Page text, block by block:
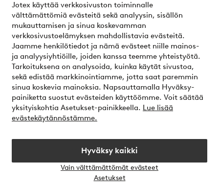
Jotex käyttää verkkosivuston toiminnalle
välttämättömiä evästeitä sekä analyysin, sisällön
mukauttamisen ja sinua koskevamman
verkkosivustoelämyksen mahdollistavia evästeitä.
Jaamme henkilötiedot ja nämä evästeet niille mainos-
ja analyysiyhtiöille, joiden kanssa teemme yhteistyötä.
Tarkoituksena on analysoida, kuinka käytät sivustoa,
sekä edistää markkinointiamme, jotta saat paremmin
sinua koskevia mainoksia. Napsauttamalla Hyväksy-
painiketta suostut evästeiden käyttöömme. Voit säätää
yksityiskohtia Asetukset-painikkeella. Lue lisää
evästekäytännöstämme.
Hyväksy kaikki
Vain välttämättömät evästeet
Asetukset
Ystävät
Turvalliset maksut – maksa nyt tai erissä
Haluatko tietää lisää maksuvaihtoehdoistamme?
elpy